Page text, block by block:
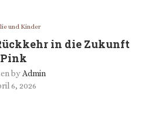
und Kinder
in die Zukunft
Pink
by Admin
6, 2026